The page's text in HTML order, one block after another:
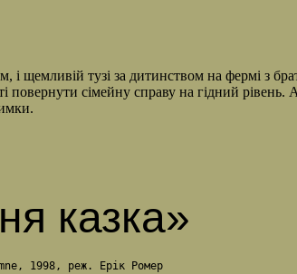
щемливій тузі за дитинством на фермі з
сімейну справу на гідний рівень.
казка»
1998, реж. Ерік Ромер